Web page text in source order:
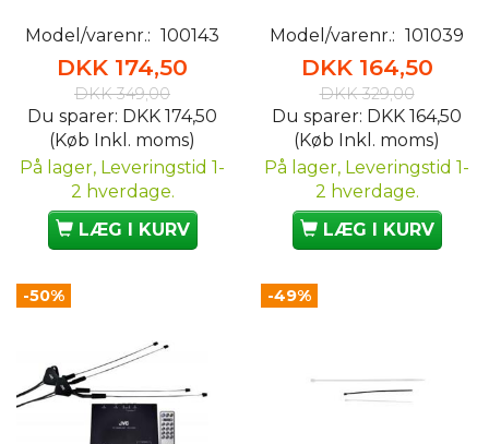
Model/varenr.: 100143
DKK 174,50
DKK 349,00
Du sparer: DKK 174,50
(Køb Inkl. moms)
På lager, Leveringstid 1-
2 hverdage.
LÆG I KURV
Model/varenr.: 101039
DKK 164,50
DKK 329,00
Du sparer: DKK 164,50
(Køb Inkl. moms)
På lager, Leveringstid 1-
2 hverdage.
LÆG I KURV
-50% -49%